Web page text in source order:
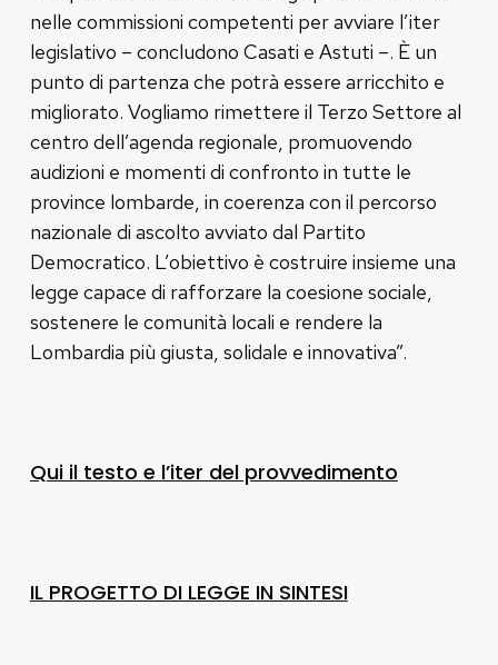
nelle commissioni competenti per avviare l’iter
legislativo – concludono Casati e Astuti –. È un
punto di partenza che potrà essere arricchito e
migliorato. Vogliamo rimettere il Terzo Settore al
centro dell’agenda regionale, promuovendo
audizioni e momenti di confronto in tutte le
province lombarde, in coerenza con il percorso
nazionale di ascolto avviato dal Partito
Democratico. L’obiettivo è costruire insieme una
legge capace di rafforzare la coesione sociale,
sostenere le comunità locali e rendere la
Lombardia più giusta, solidale e innovativa”.
Qui il testo e l’iter del provvedimento
IL PROGETTO DI LEGGE IN SINTESI